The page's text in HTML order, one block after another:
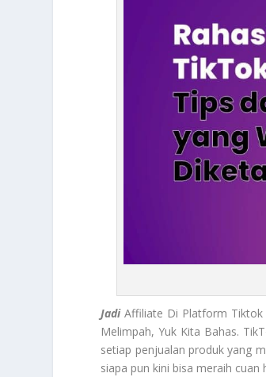
JadiAffiliate Di Platform Tiktok
Melimpah, Yuk Kita Bahas.
setiap penjualan produk yang
siapa pun kini bisa meraih cuan